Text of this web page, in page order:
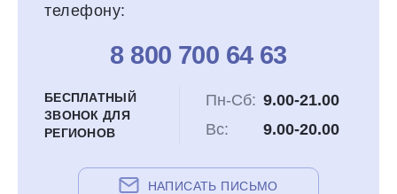
телефону:
8 800 700 64 63
БЕСПЛАТНЫЙ
ЗВОНОК ДЛЯ
РЕГИОНОВ
Пн-Сб: 9.00-21.00
Вс:
9.00-20.00
НАПИСАТЬ ПИСЬМО